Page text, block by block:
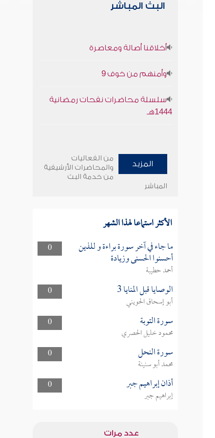
البث المباشر
أخلاقنا أصالة ومعاصرة
وأمنهم من خوف 9
سلسلة محاضرات نفحات رمضانية
1444هـ
المزيد
من الفعاليات
والمحاضرات الأرشيفية
من خدمة البث
المباشر
الأكثر استماعا لهذا الشهر
0 ما جاء في آخر سورة براءة و للذين
أحسنوا الحسنى وزيادة
أحمد حطيبة
0
الوصايا قبل المنايا 3
أبو إسحاق الحويني
0
سورة التوبة
محمود خليل الحصري
0
سورة النحل
محمد أبو سنينة
0
أذان إبراهيم جبر
إبراهيم جبر
عدد مرات